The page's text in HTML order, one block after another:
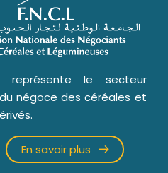
représente le secteur
négoce des céréales et
En savoir plus